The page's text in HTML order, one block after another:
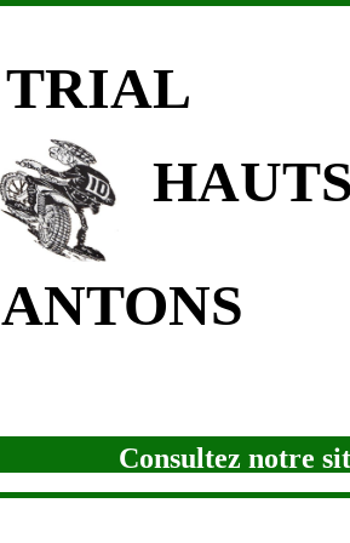
TRIAL
HAUTS
Consultez notre site